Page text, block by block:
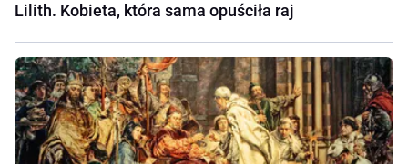
Lilith. Kobieta, która sama opuściła raj